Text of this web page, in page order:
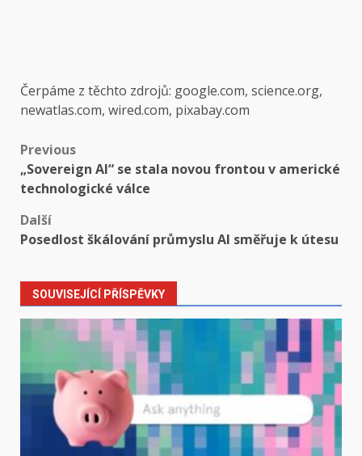
Čerpáme z těchto zdrojů: google.com, science.org,
newatlas.com, wired.com, pixabay.com
Post
navigation
Previous
„Sovereign AI“ se stala novou frontou v americké
technologické válce
Další
Posedlost škálování průmyslu AI směřuje k útesu
SOUVISEJÍCÍ PŘÍSPĚVKY